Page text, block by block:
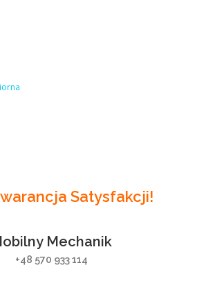
Satysfakcji!
Mechanik
+48 570 933 114